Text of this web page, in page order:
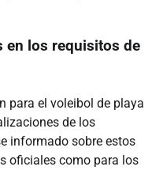
en los requisitos de
para el voleibol de playa
de los
informado sobre estos
oficiales como para los